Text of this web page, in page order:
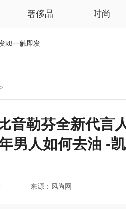
奢侈品 时尚
k8一触即发
>
音勒芬全新代言
男人如何去油 -
来源：风尚网